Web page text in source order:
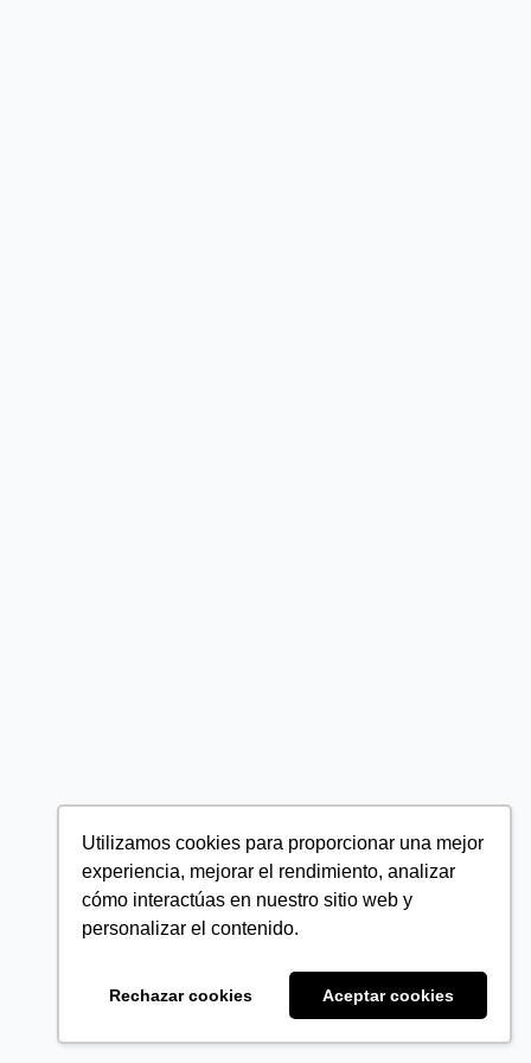
Utilizamos cookies para proporcionar una mejor
experiencia, mejorar el rendimiento, analizar
cómo interactúas en nuestro sitio web y
personalizar el contenido.
Rechazar cookies Aceptar cookies